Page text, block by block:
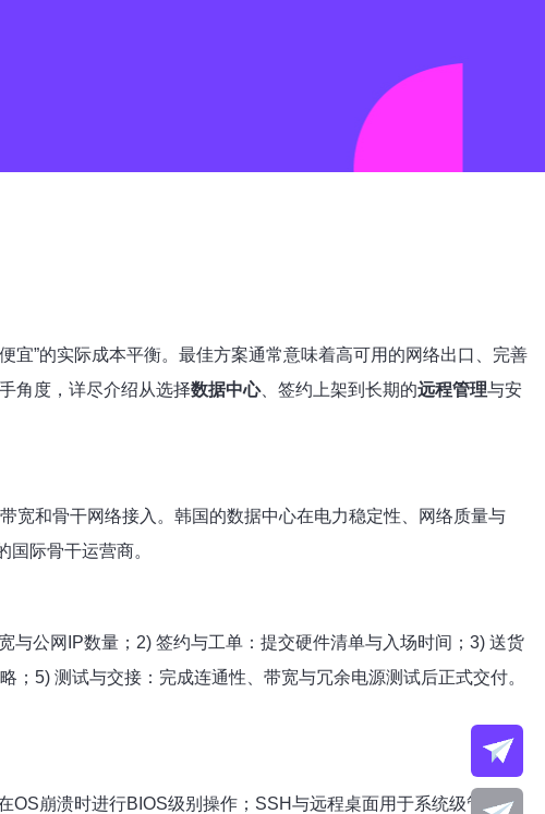
宜”的实际成本平衡。最佳方案通常意味着高可用的网络出口、完善
角度，详尽介绍从选择数据中心、签约上架到长期的远程管理与安
宽和骨干网络接入。韩国的数据中心在电力稳定性、网络质量与
际骨干运营商。
公网IP数量；2) 签约与工单：提交硬件清单与入场时间；3) 送货
5) 测试与交接：完成连通性、带宽与冗余电源测试后正式交付。
OS崩溃时进行BIOS级别操作；SSH与远程桌面用于系统级管理；